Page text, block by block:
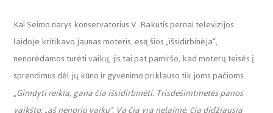
Kai Seimo narys konservatorius V. Rakutis pernai televizijos
laidoje kritikavo jaunas moteris, esą šios „išsidirbinėja“,
nenorėdamos turėti vaikų, jis tai pat pamiršo, kad moterų teisės į
sprendimus dėl jų kūno ir gyvenimo priklauso tik joms pačioms.
„Gimdyti reikia, gana čia išsidirbinėti. Trisdešimtmetės panos